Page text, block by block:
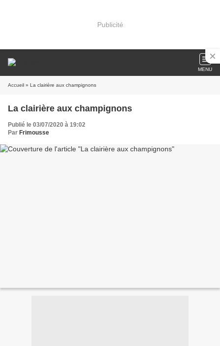
Publicité
MENU
Accueil » La clairière aux champignons
La clairière aux champignons
Publié le 03/07/2020 à 19:02
Par Frimousse